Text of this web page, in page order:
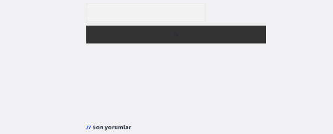
Son yorumlar